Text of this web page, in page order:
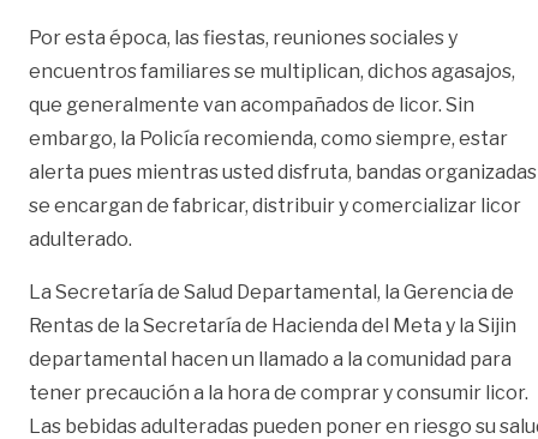
Por esta época, las fiestas, reuniones sociales y
encuentros familiares se multiplican, dichos agasajos,
que generalmente van acompañados de licor. Sin
embargo, la Policía recomienda, como siempre, estar
alerta pues mientras usted disfruta, bandas organizadas
se encargan de fabricar, distribuir y comercializar licor
adulterado.
La Secretaría de Salud Departamental, la Gerencia de
Rentas de la Secretaría de Hacienda del Meta y la Sijin
departamental hacen un llamado a la comunidad para
tener precaución a la hora de comprar y consumir licor.
Las bebidas adulteradas pueden poner en riesgo su